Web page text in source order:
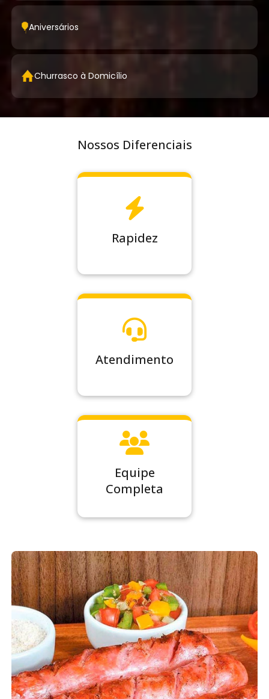
Aniversários
Churrasco à Domicílio
Nossos Diferenciais
Rapidez
Atendimento
Equipe
Completa